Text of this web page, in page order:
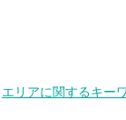
エリアに関するキー